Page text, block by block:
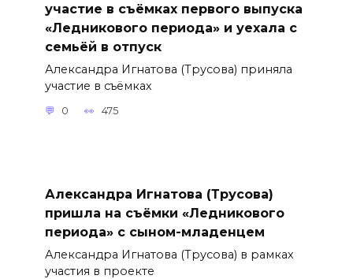
участие в съёмках первого выпуска
«Ледникового периода» и уехала с
семьёй в отпуск
Александра Игнатова (Трусова) приняла
участие в съёмках
0 475
Александра Игнатова (Трусова)
пришла на съёмки «Ледникового
периода» с сыном-младенцем
Александра Игнатова (Трусова) в рамках
участия в проекте